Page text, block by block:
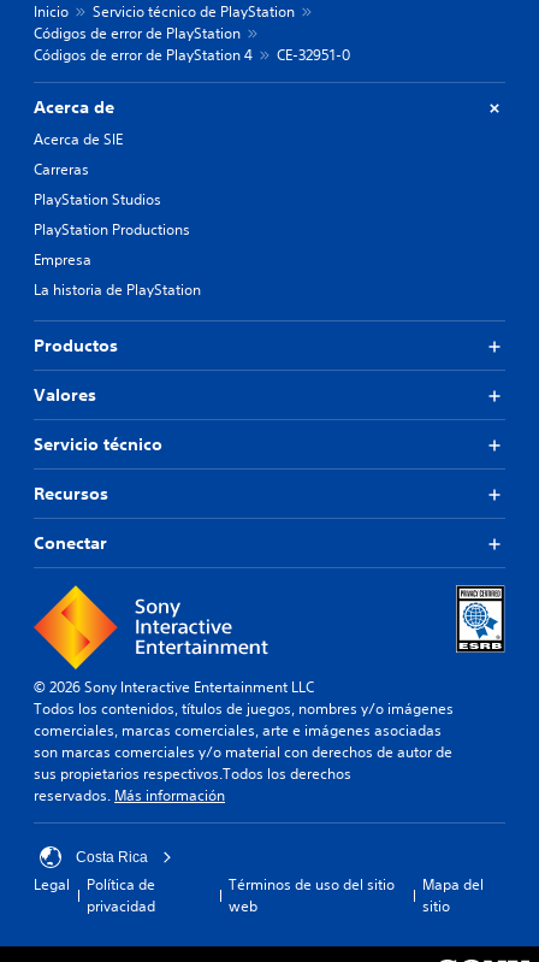
Inicio
Servicio técnico de PlayStation
Códigos de error de PlayStation
Códigos de error de PlayStation 4
CE-32951-0
Acerca de
Acerca de SIE
Carreras
PlayStation Studios
PlayStation Productions
Empresa
La historia de PlayStation
Productos
Valores
Servicio técnico
Recursos
Conectar
© 2026 Sony Interactive Entertainment LLC
Todos los contenidos, títulos de juegos, nombres y/o imágenes
comerciales, marcas comerciales, arte e imágenes asociadas
son marcas comerciales y/o material con derechos de autor de
sus propietarios respectivos.Todos los derechos
reservados. Más información
Costa Rica
Legal
Política de
privacidad
Términos de uso del sitio
web
Mapa del
sitio